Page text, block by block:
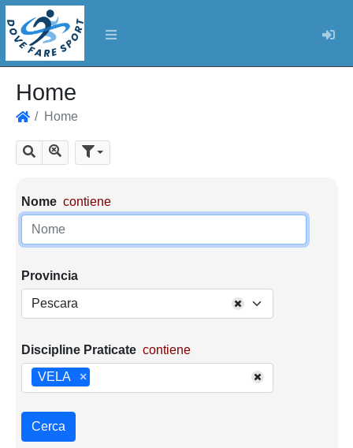
Home
Home
Cerca Mostra tutti i risultati
Parametri di ricerca
Nome contiene
Provincia
Pescara
Discipline Praticate contiene
×
VELA
Cerca